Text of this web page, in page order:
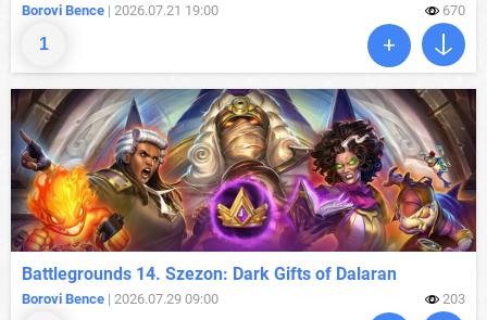
1
Borovi Bence | 2026.07.21 19:00 670
Battlegrounds 14. Szezon: Dark Gifts of Dalaran
Borovi Bence | 2026.07.29 09:00 203